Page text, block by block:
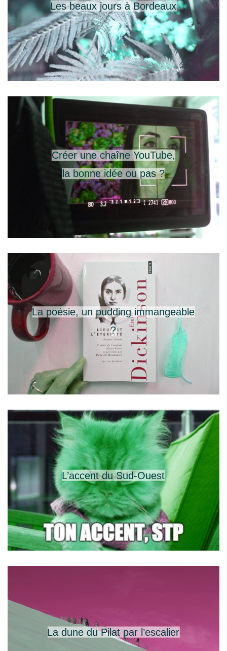
Les beaux jours à Bordeaux
Créer une chaîne YouTube,
la bonne idée ou pas ?
La poésie, un pudding immangeable
?
L’accent du Sud-Ouest
La dune du Pilat par l’escalier